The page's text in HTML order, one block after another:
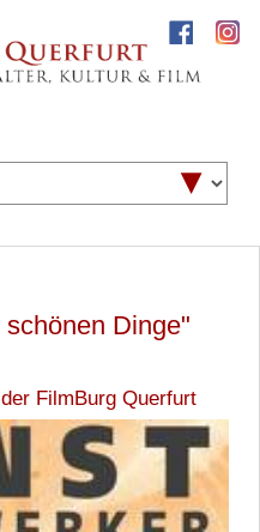
Dinge"
FilmBurg Querfurt